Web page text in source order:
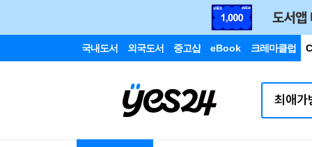
국내도서 외국도서 중고샵 eBook 크레마클럽